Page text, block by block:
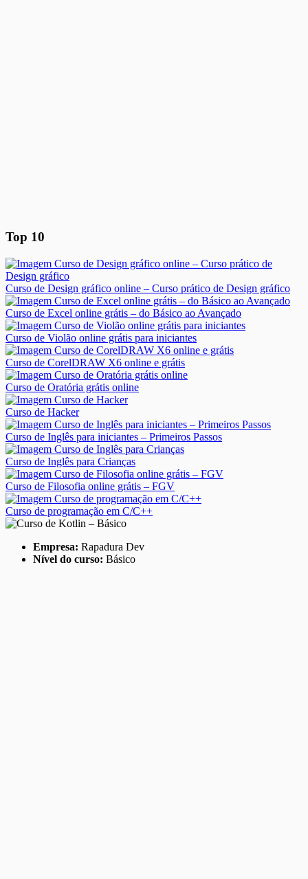
Top 10
Curso de Design gráfico online – Curso prático de Design gráfico
Curso de Excel online grátis – do Básico ao Avançado
Curso de Violão online grátis para iniciantes
Curso de CorelDRAW X6 online e grátis
Curso de Oratória grátis online
Curso de Hacker
Curso de Inglês para iniciantes – Primeiros Passos
Curso de Inglês para Crianças
Curso de Filosofia online grátis – FGV
Curso de programação em C/C++
Empresa: Rapadura Dev
Nível do curso: Básico